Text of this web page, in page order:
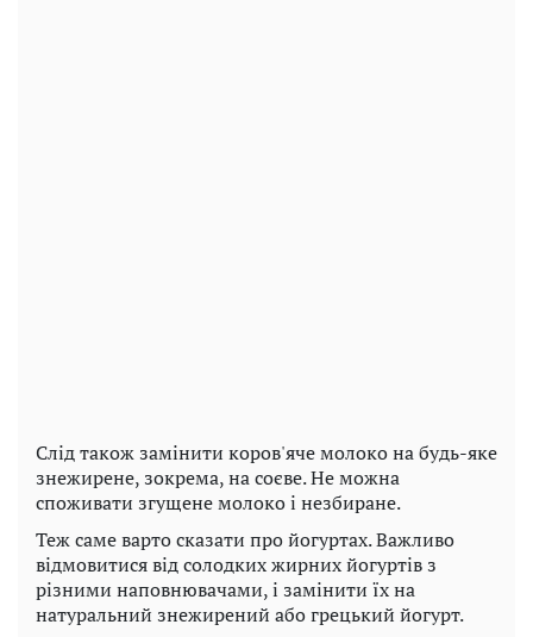
Слід також замінити коров'яче молоко на будь-яке
знежирене, зокрема, на соєве. Не можна
споживати згущене молоко і незбиране.
Теж саме варто сказати про йогуртах. Важливо
відмовитися від солодких жирних йогуртів з
різними наповнювачами, і замінити їх на
натуральний знежирений або грецький йогурт.